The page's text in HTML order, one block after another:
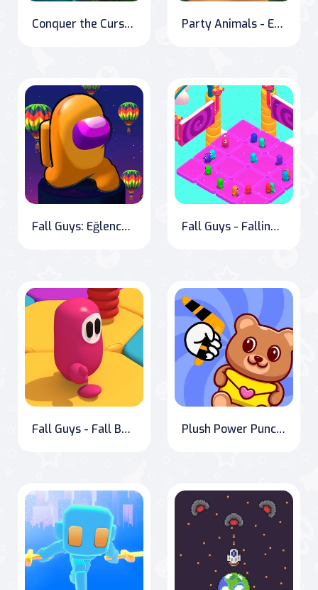
Conquer the Cursed Kingdom: Rise of Royal Heroes Party Animals - Evcil Parti Savaşı
Fall Guys: Eğlenceli Yarış Oyunu Bölüm 2 Fall Guys - Fallingman.io
Fall Guys - Fall Beans Plush Power Punchers